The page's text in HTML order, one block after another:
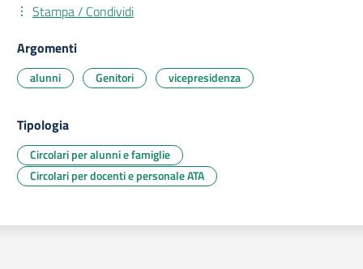
Stampa / Condividi
Argomenti
alunni Genitori vicepresidenza
Tipologia
Circolari per alunni e famiglie
Circolari per docenti e personale ATA